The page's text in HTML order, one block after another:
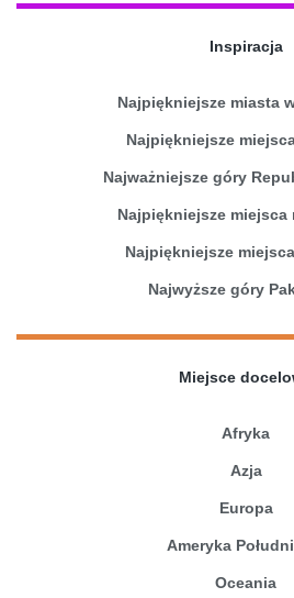
Inspiracja
Najpiękniejsze miasta
Najpiękniejsze
Najważniejsze góry
Najpiękniejsze miejsca
Najpiękniejsze
Najwyższe góry
Miejsce
Afryka
Azja
Europa
Ameryka
Oceania